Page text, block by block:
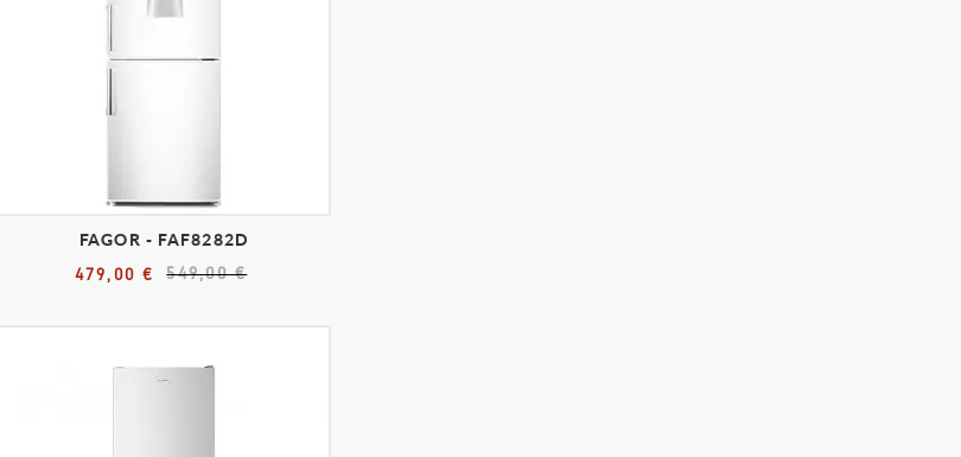
FAGOR - FAF8282D
479,00 € 549,00 €